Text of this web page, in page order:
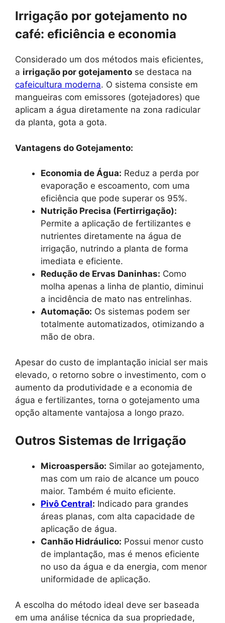
Irrigação por gotejamento no
café: eficiência e economia
Considerado um dos métodos mais eficientes,
a irrigação por gotejamento se destaca na
cafeicultura moderna. O sistema consiste em
mangueiras com emissores (gotejadores) que
aplicam a água diretamente na zona radicular
da planta, gota a gota.
Vantagens do Gotejamento:
Economia de Água: Reduz a perda por
evaporação e escoamento, com uma
eficiência que pode superar os 95%.
Nutrição Precisa (Fertirrigação):
Permite a aplicação de fertilizantes e
nutrientes diretamente na água de
irrigação, nutrindo a planta de forma
imediata e eficiente.
Redução de Ervas Daninhas: Como
molha apenas a linha de plantio, diminui
a incidência de mato nas entrelinhas.
Automação: Os sistemas podem ser
totalmente automatizados, otimizando a
mão de obra.
Apesar do custo de implantação inicial ser mais
elevado, o retorno sobre o investimento, com o
aumento da produtividade e a economia de
água e fertilizantes, torna o gotejamento uma
opção altamente vantajosa a longo prazo.
Outros Sistemas de Irrigação
Microaspersão: Similar ao gotejamento,
mas com um raio de alcance um pouco
maior. Também é muito eficiente.
Pivô Central: Indicado para grandes
áreas planas, com alta capacidade de
aplicação de água.
Canhão Hidráulico: Possui menor custo
de implantação, mas é menos eficiente
no uso da água e da energia, com menor
uniformidade de aplicação.
A escolha do método ideal deve ser baseada
em uma análise técnica da sua propriedade,